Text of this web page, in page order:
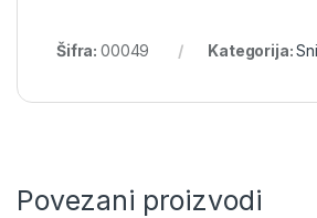
Šifra:00049 Kategorija:
Povezani proizvodi